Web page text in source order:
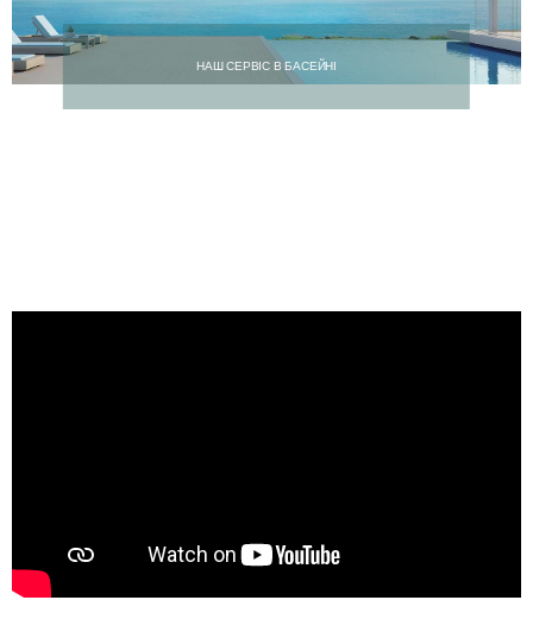
НАШ СЕРВІС В БАСЕЙНІ
Персональна
консультація